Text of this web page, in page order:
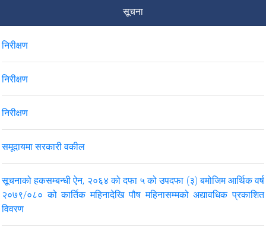
सूचना
निरीक्षण
निरीक्षण
निरीक्षण
समूदायमा सरकारी वकील
सूचनाको हकसम्बन्धी ऐन, २०६४ को दफा ५ को उपदफा (३) बमोजिम आर्थिक वर्ष
२०७९/०८० को कार्तिक महिनादेखि पौष महिनासम्मको अद्यावधिक प्रकाशित
विवरण